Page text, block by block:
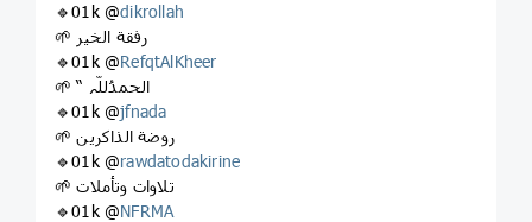
🔹01k @dikrollah
🌱 رفقة الخير
🔹01k @RefqtAlKheer
🌱 “ الحمدُللّہ
🔹01k @jfnada
🌱 روضة الذاكرين
🔹01k @rawdatodakirine
🌱 تلاوات وتأملات
🔹01k @NFRMA